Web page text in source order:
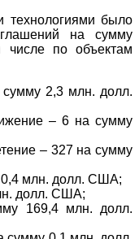
технологиями было
на сумму
по объектам
сумму 2,3 млн. долл.
– 6 на сумму
– 327 на сумму
0,4 млн. долл. США;
долл. США;
169,4 млн. долл.